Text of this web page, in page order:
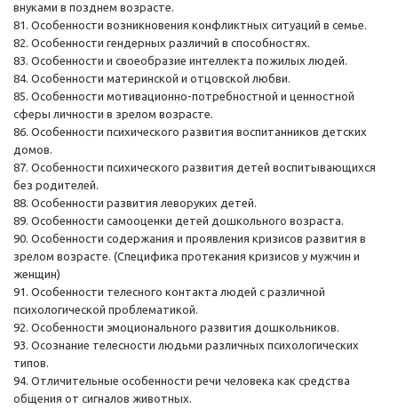
внуками в позднем возрасте.
81. Особенности возникновения конфликтных ситуаций в семье.
82. Особенности гендерных различий в способностях.
83. Особенности и своеобразие интеллекта пожилых людей.
84. Особенности материнской и отцовской любви.
85. Особенности мотивационно-потребностной и ценностной
сферы личности в зрелом возрасте.
86. Особенности психического развития воспитанников детских
домов.
87. Особенности психического развития детей воспитывающихся
без родителей.
88. Особенности развития леворуких детей.
89. Особенности самооценки детей дошкольного возраста.
90. Особенности содержания и проявления кризисов развития в
зрелом возрасте. (Специфика протекания кризисов у мужчин и
женщин)
91. Особенности телесного контакта людей с различной
психологической проблематикой.
92. Особенности эмоционального развития дошкольников.
93. Осознание телесности людьми различных психологических
типов.
94. Отличительные особенности речи человека как средства
общения от сигналов животных.